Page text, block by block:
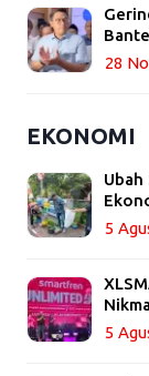
28
EKONOMI
Ubah
5
5